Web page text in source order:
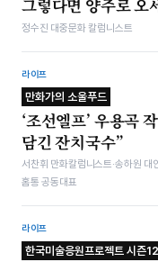
그렇다면 양주로 오
정수진 대중문화 칼럼니스트
라이프
만화가의 소울푸드
‘조선엘프’ 우용곡
담긴 잔치국수”
서찬휘 만화칼럼니스트·송하원 대
홈통 공동대표
라이프
한국미술응원프로젝트 시즌12